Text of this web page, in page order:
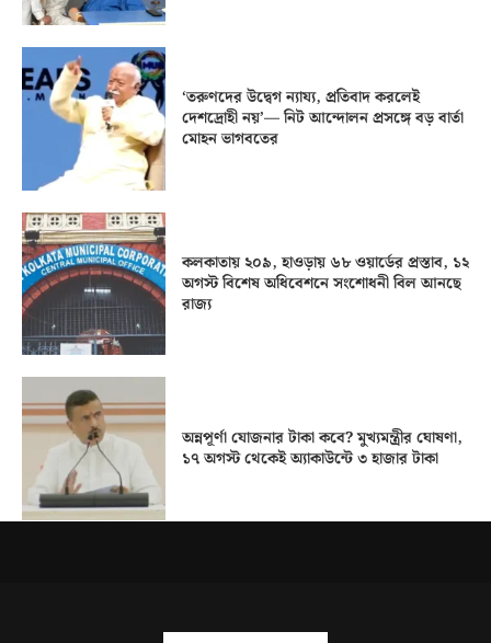
‘তরুণদের উদ্বেগ ন্যায্য, প্রতিবাদ করলেই
দেশদ্রোহী নয়’— নিট আন্দোলন প্রসঙ্গে বড় বার্তা
মোহন ভাগবতের
কলকাতায় ২০৯, হাওড়ায় ৬৮ ওয়ার্ডের প্রস্তাব, ১২
অগস্ট বিশেষ অধিবেশনে সংশোধনী বিল আনছে
রাজ্য
অন্নপূর্ণা যোজনার টাকা কবে? মুখ্যমন্ত্রীর ঘোষণা,
১৭ অগস্ট থেকেই অ্যাকাউন্টে ৩ হাজার টাকা